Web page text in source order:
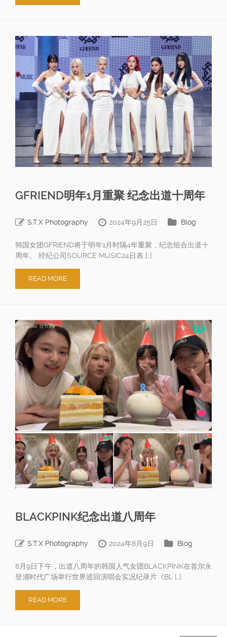
GFRIEND明年1月重聚 纪念出道十周年
S.T.X Photography 2024年9月25日 Blog
韩国女团GFRIEND将于明年1月时隔4年重聚，纪念组合出道十
周年。 经纪公司SOURCE MUSIC24日表 […]
READ MORE
BLACKPINK纪念出道八周年
S.T.X Photography 2024年8月9日 Blog
8月9日下午，出道八周年的韩国人气女团BLACKPINK在首尔永
登浦时代广场举行世界巡回演唱会实况纪录片《BL […]
READ MORE